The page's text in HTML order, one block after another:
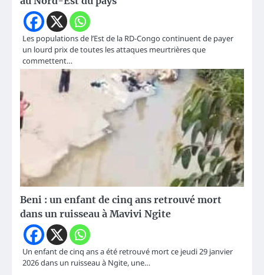
Les populations de l’Est de la RD-Congo continuent de payer
un lourd prix de toutes les attaques meurtrières que
commettent…
Beni : un enfant de cinq ans retrouvé mort
dans un ruisseau à Mavivi Ngite
Un enfant de cinq ans a été retrouvé mort ce jeudi 29 janvier
2026 dans un ruisseau à Ngite, une…